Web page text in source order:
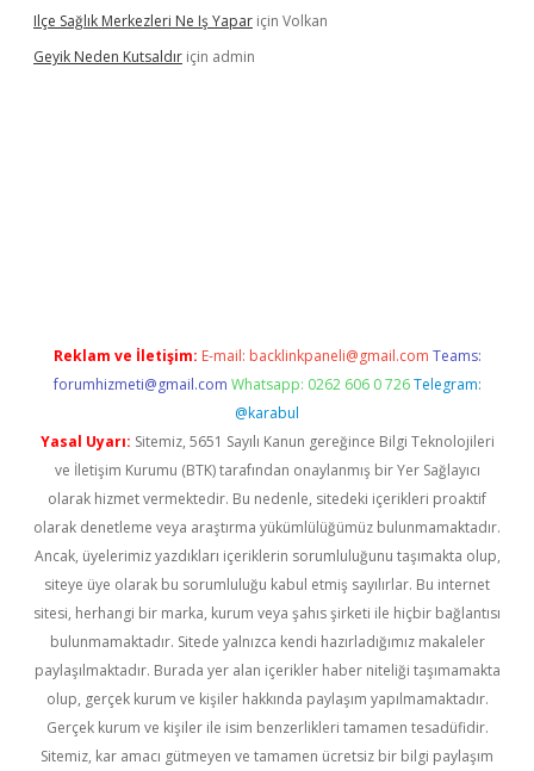
Ilçe Sağlık Merkezleri Ne Iş Yapar için Volkan
Geyik Neden Kutsaldır için admin
Reklam ve İletişim: E-mail: backlinkpaneli@gmail.com Teams:
forumhizmeti@gmail.com Whatsapp: 0262 606 0 726 Telegram:
@karabul
Yasal Uyarı: Sitemiz, 5651 Sayılı Kanun gereğince Bilgi Teknolojileri
ve İletişim Kurumu (BTK) tarafından onaylanmış bir Yer Sağlayıcı
olarak hizmet vermektedir. Bu nedenle, sitedeki içerikleri proaktif
olarak denetleme veya araştırma yükümlülüğümüz bulunmamaktadır.
Ancak, üyelerimiz yazdıkları içeriklerin sorumluluğunu taşımakta olup,
siteye üye olarak bu sorumluluğu kabul etmiş sayılırlar. Bu internet
sitesi, herhangi bir marka, kurum veya şahıs şirketi ile hiçbir bağlantısı
bulunmamaktadır. Sitede yalnızca kendi hazırladığımız makaleler
paylaşılmaktadır. Burada yer alan içerikler haber niteliği taşımamakta
olup, gerçek kurum ve kişiler hakkında paylaşım yapılmamaktadır.
Gerçek kurum ve kişiler ile isim benzerlikleri tamamen tesadüfidir.
Sitemiz, kar amacı gütmeyen ve tamamen ücretsiz bir bilgi paylaşım